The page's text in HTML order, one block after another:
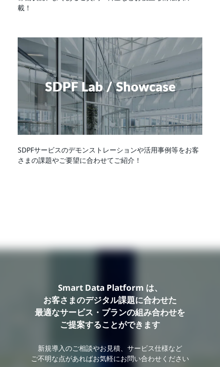
載！
SDPFサービスのデモンストレーションや活用事例等をお客
さまの課題やご要望に合わせてご紹介！
Smart Data Platform は、
お客さまのデジタル課題に合わせた
最適なサービス・プランの組み合わせを
ご提案することができます
新規導入のご相談やお見積、サービス仕様など
ご不明な点があればお気軽にお問い合わせください